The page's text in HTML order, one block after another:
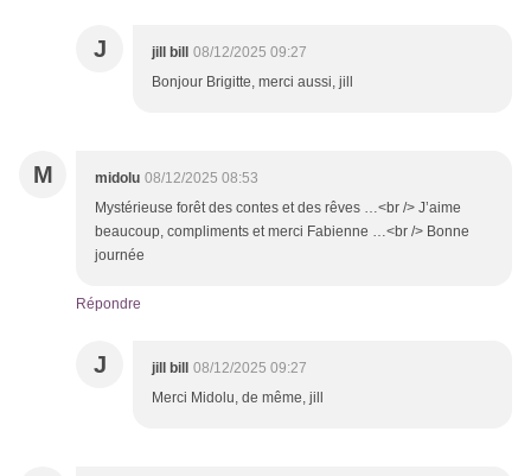
J jill bill
08/12/2025 09:27
Bonjour Brigitte, merci aussi, jill
M midolu 08/12/2025 08:53
Mystérieuse forêt des contes et des rêves …<br /> J’aime
beaucoup, compliments et merci Fabienne …<br /> Bonne
journée
Répondre
J jill bill
08/12/2025 09:27
Merci Midolu, de même, jill